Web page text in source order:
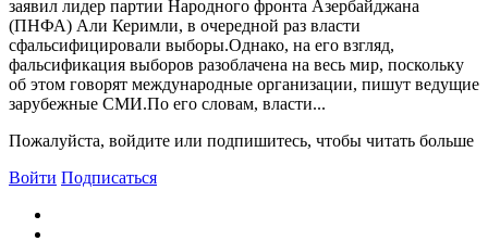
заявил лидер партии Народного фронта Азербайджана
(ПНФА) Али Керимли, в очередной раз власти
сфальсифицировали выборы.Однако, на его взгляд,
фальсификация выборов разоблачена на весь мир, поскольку
об этом говорят международные организации, пишут ведущие
зарубежные СМИ.По его словам, власти...
Пожалуйста, войдите или подпишитесь, чтобы читать больше
Войти Подписаться